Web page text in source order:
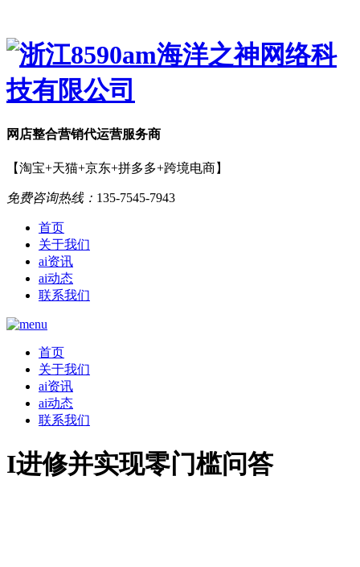
网店整合营销代运营服务商
【淘宝+天猫+京东+拼多多+跨境电商】
免费咨询热线： 135-7545-7943
首页
关于我们
ai资讯
ai动态
联系我们
首页
关于我们
ai资讯
ai动态
联系我们
I进修并实现零门槛问答